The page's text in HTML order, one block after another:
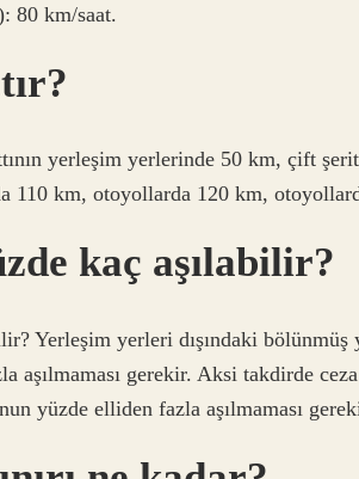
80 km/saat.
yerleşim yerlerinde 50 km, çift
110 km, otoyollarda 120 km,
kaç aşılabilir?
Yerleşim yerleri dışındaki bölünmüş
aşılmaması gerekir. Aksi takdirde
yüzde elliden fazla aşılmaması